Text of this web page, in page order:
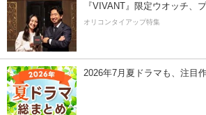
『VIVANT』限定ウオッチ、
オリコンタイアップ特集
2026年7月夏ドラマも、注目